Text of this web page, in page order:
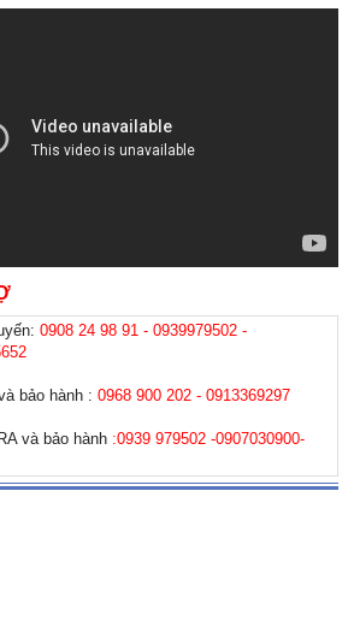
0908 24 98 91 - 0939979502 -
bảo hành :0968 900 202 - 0913369297
và bảo hành :0939 979502 -0907030900-